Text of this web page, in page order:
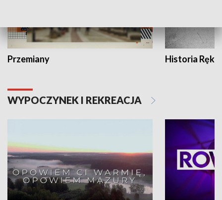
Przemiany Historia Ręką
WYPOCZYNEK I REKREACJA